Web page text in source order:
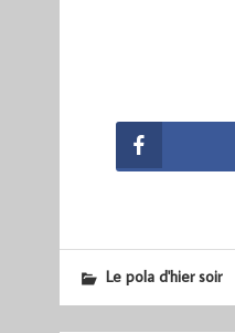
Le pola d'hier soir